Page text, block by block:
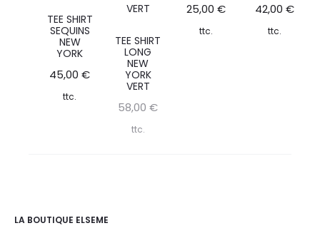
TEE SHIRT
SEQUINS
NEW
YORK
45,00€
ttc.
TEE SHIRT
LONG
NEW
YORK
VERT
58,00€
ttc.
25,00€
ttc.
42,00 €
ttc.
LA BOUTIQUE ELSEME